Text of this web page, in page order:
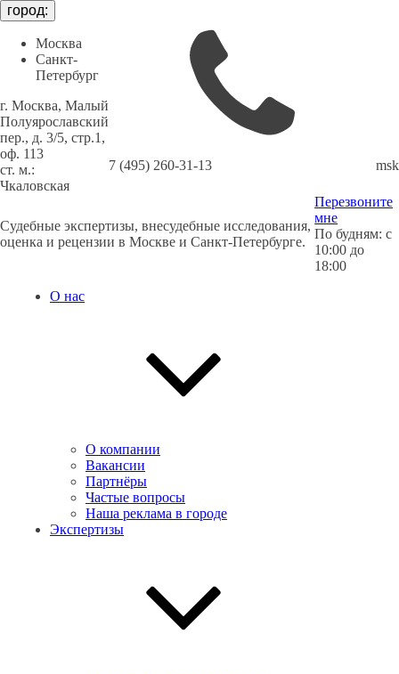
город:
Москва
Санкт-
Петербург
г. Москва, Малый
Полуярославский
пер., д. 3/5, стр.1,
оф. 113
cт. м.:
Чкаловская
7 (495) 260-31-13
Судебные экспертизы, внесудебные исследования,
оценка и рецензии в Москве и Санкт-Петербурге.
Перезвоните
мне
По будням: с
10:00 до
18:00
О нас
О компании
Вакансии
Партнёры
Частые вопросы
Наша реклама в городе
Экспертизы